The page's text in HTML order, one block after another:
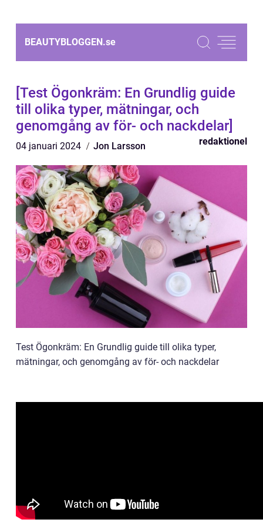
BEAUTYBLOGGEN.se
[Test Ögonkräm: En Grundlig guide
till olika typer, mätningar, och
genomgång av för- och nackdelar]
04 januari 2024 Jon Larsson redaktionel
Test Ögonkräm: En Grundlig guide till olika typer,
mätningar, och genomgång av för- och nackdelar